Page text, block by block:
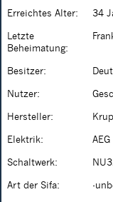
Erreichtes Alter: 34
Letzte
Beheimatung:
Besitzer:
Nutzer:
Hersteller:
Elektrik: AEG
Schaltwerk:
Art der Sifa: -